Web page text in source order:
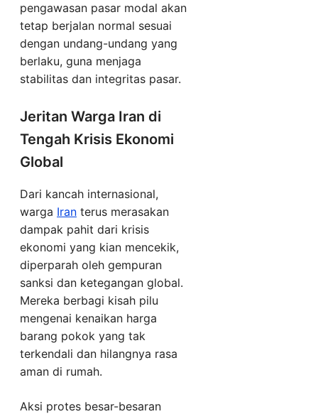
pengawasan pasar modal akan
tetap berjalan normal sesuai
dengan undang-undang yang
berlaku, guna menjaga
stabilitas dan integritas pasar.
Jeritan Warga Iran di
Tengah Krisis Ekonomi
Global
Dari kancah internasional,
warga Iran terus merasakan
dampak pahit dari krisis
ekonomi yang kian mencekik,
diperparah oleh gempuran
sanksi dan ketegangan global.
Mereka berbagi kisah pilu
mengenai kenaikan harga
barang pokok yang tak
terkendali dan hilangnya rasa
aman di rumah.
Aksi protes besar-besaran